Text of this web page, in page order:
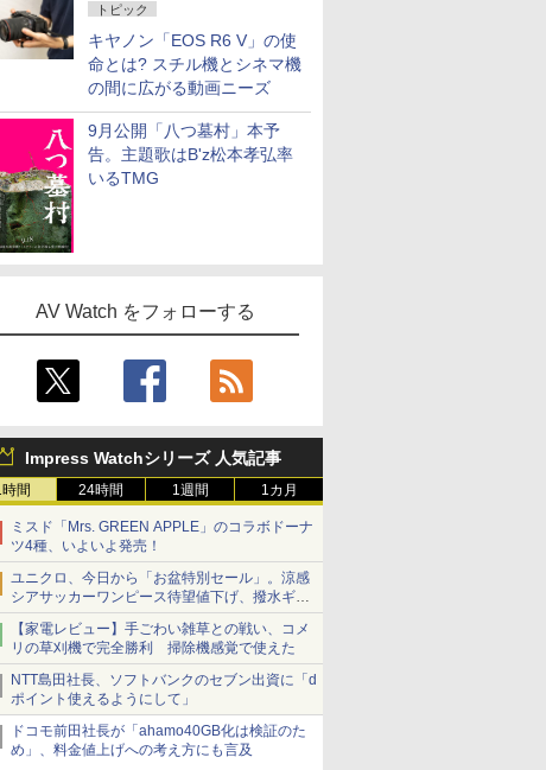
トピック
キヤノン「EOS R6 V」の使
命とは? スチル機とシネマ機
の間に広がる動画ニーズ
9月公開「八つ墓村」本予
告。主題歌はB'z松本孝弘率
いるTMG
AV Watch をフォローする
Impress Watchシリーズ 人気記事
時間 24時間 1週間 1カ月
ミスド「Mrs. GREEN APPLE」のコラボドーナ
ツ4種、いよいよ発売！
ユニクロ、今日から「お盆特別セール」。涼感
シアサッカーワンピース待望値下げ、撥水ギア
ショーツは1990円に
【家電レビュー】手ごわい雑草との戦い、コメ
リの草刈機で完全勝利 掃除機感覚で使えた
NTT島田社長、ソフトバンクのセブン出資に「d
ポイント使えるようにして」
ドコモ前田社長が「ahamo40GB化は検証のた
め」、料金値上げへの考え方にも言及